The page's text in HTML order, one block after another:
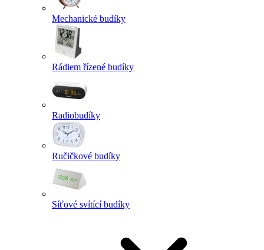
Mechanické budíky
Rádiem řízené budíky
Radiobudíky
Ručičkové budíky
Síťové svítící budíky